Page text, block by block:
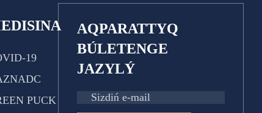
19
PUCK
AQPARATTYQ
BÚLETENGE
JAZYLÝ